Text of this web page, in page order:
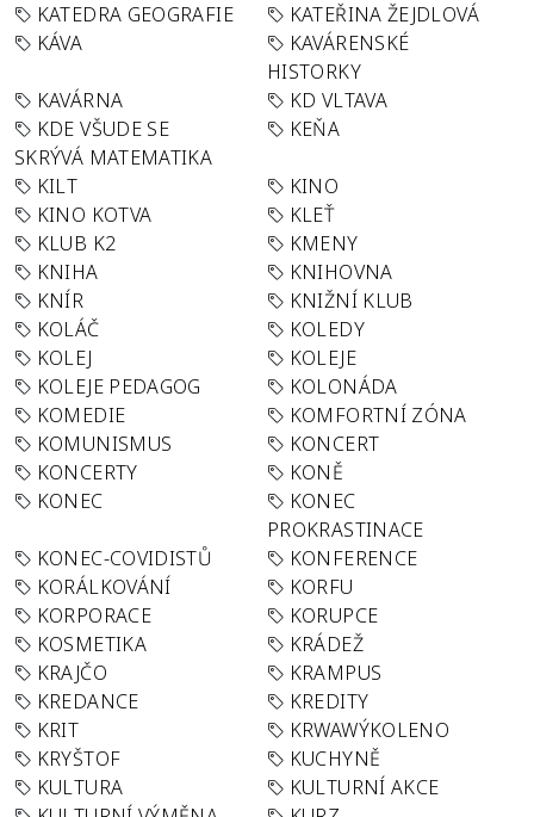
KATEDRA GEOGRAFIE
KATEŘINA ŽEJDLOVÁ
KÁVA
KAVÁRENSKÉ
HISTORKY
KAVÁRNA
KD VLTAVA
KDE VŠUDE SE
SKRÝVÁ MATEMATIKA
KEŇA
KILT
KINO
KINO KOTVA
KLEŤ
KLUB K2
KMENY
KNIHA
KNIHOVNA
KNÍR
KNIŽNÍ KLUB
KOLÁČ
KOLEDY
KOLEJ
KOLEJE
KOLEJE PEDAGOG
KOLONÁDA
KOMEDIE
KOMFORTNÍ ZÓNA
KOMUNISMUS
KONCERT
KONCERTY
KONĚ
KONEC
KONEC
PROKRASTINACE
KONEC-COVIDISTŮ
KONFERENCE
KORÁLKOVÁNÍ
KORFU
KORPORACE
KORUPCE
KOSMETIKA
KRÁDEŽ
KRAJČO
KRAMPUS
KREDANCE
KREDITY
KRIT
KRWAWÝKOLENO
KRYŠTOF
KUCHYNĚ
KULTURA
KULTURNÍ AKCE